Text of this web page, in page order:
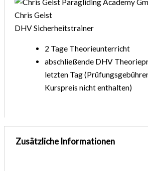
Chris Geist
DHV Sicherheitstrainer
2 Tage Theorieunterricht
abschließende DHV
letzten Tag
Kurspreis nicht enthalten)
Zusätzliche Informationen